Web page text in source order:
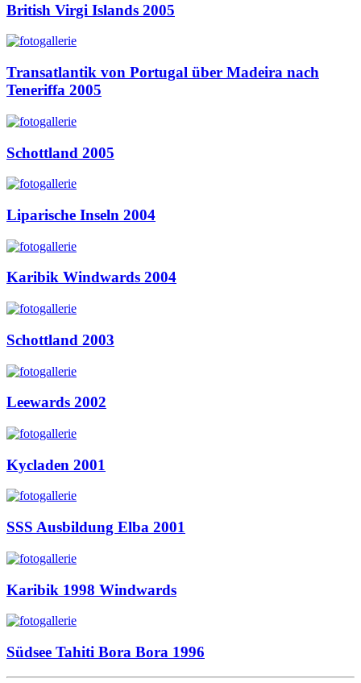
British Virgi Islands 2005
Transatlantik von Portugal über Madeira nach
Teneriffa 2005
Schottland 2005
Liparische Inseln 2004
Karibik Windwards 2004
Schottland 2003
Leewards 2002
Kycladen 2001
SSS Ausbildung Elba 2001
Karibik 1998 Windwards
Südsee Tahiti Bora Bora 1996